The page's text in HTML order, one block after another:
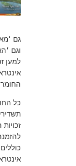
גם
וגם
למען
החומרים
כל